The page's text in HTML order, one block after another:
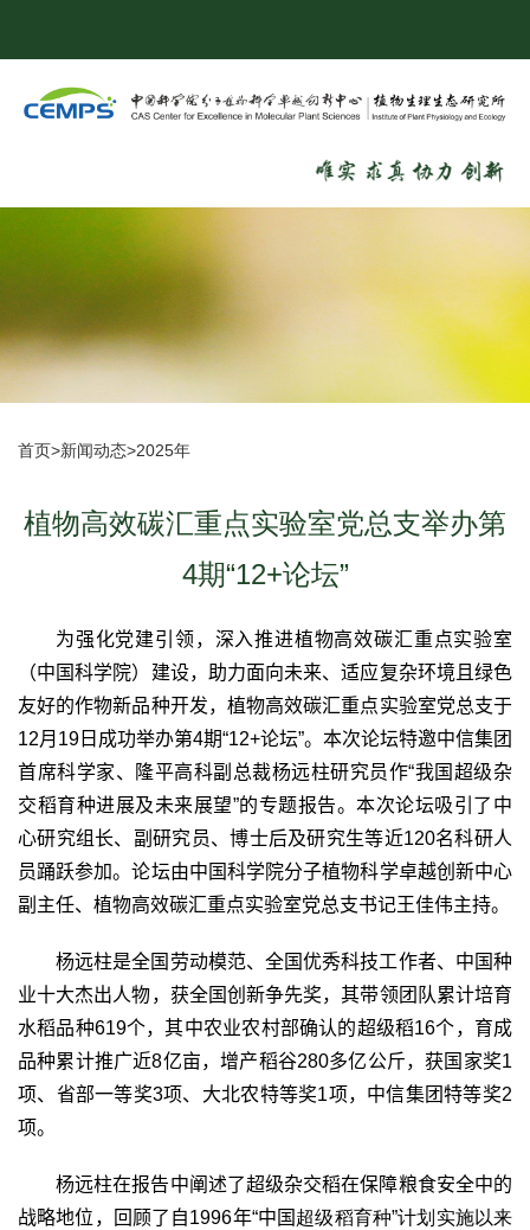
首页>新闻动态>2025年
植物高效碳汇重点实验室党总支举办第
4期“12+论坛”
为强化党建引领，深入推进植物高效碳汇重点实验室
（中国科学院）建设，助力面向未来、适应复杂环境且绿色
友好的作物新品种开发，植物高效碳汇重点实验室党总支于
12月 19 日成功举办第4期“12+论坛”。本次论坛特邀中信集团
首席科学家、隆平高科副总裁杨远柱研究员作“我国超级杂
交稻育种进展及未来展望”的专题报告。本次论坛吸引了中
心研究组长、副研究员、博士后及研究生等近120名科研人
员踊跃参加。论坛由中国科学院分子植物科学卓越创新中心
副主任、植物高效碳汇重点实验室党总支书记王佳伟主持。
杨远柱是全国劳动模范、全国优秀科技工作者、中国种
业十大杰出人物，获全国创新争先奖，其带领团队累计培育
水稻品种619个，其中农业农村部确认的超级稻16个，育成
品种累计推广近8亿亩，增产稻谷280多亿公斤，获国家奖1
项、省部一等奖3项、大北农特等奖1项，中信集团特等奖2
项。
杨远柱在报告中阐述了超级杂交稻在保障粮食安全中的
战略地位，回顾了自1996年“中国 超级稻育种”计划实施以来